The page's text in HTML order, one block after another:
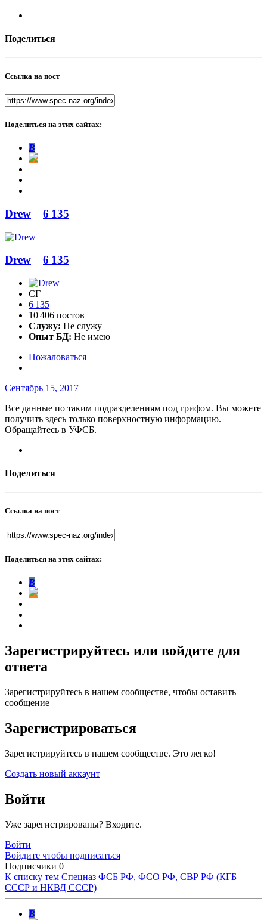
Поделиться
Ссылка на пост
Поделиться на этих сайтах:
В
Drew 6 135
Drew 6 135
СГ
6 135
10 406 постов
Служу: Не служу
Опыт БД: Не имею
Пожаловаться
Сентябрь 15, 2017
Все данные по таким подразделениям под грифом. Вы можете
получить здесь только поверхностную информацию.
Обращайтесь в УФСБ.
Поделиться
Ссылка на пост
Поделиться на этих сайтах:
В
Зарегистрируйтесь или войдите для
ответа
Зарегистрируйтесь в нашем сообществе, чтобы оставить
сообщение
Зарегистрироваться
Зарегистрируйтесь в нашем сообществе. Это легко!
Создать новый аккаунт
Войти
Уже зарегистрированы? Входите.
Войти
Войдите чтобы подписаться
Подписчики 0
К списку тем Спецназ ФСБ РФ, ФСО РФ, СВР РФ (КГБ
СССР и НКВД СССР)
В